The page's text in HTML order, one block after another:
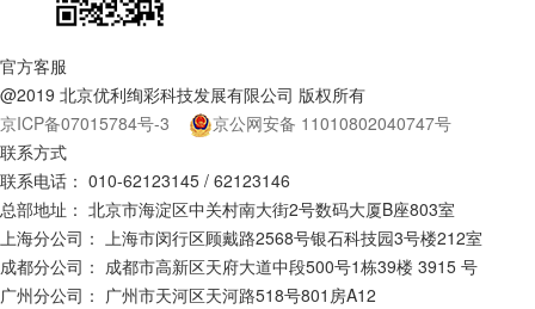
官方客服
@2019 北京优利绚彩科技发展有限公司 版权所有
京ICP备07015784号-3
京公网安备 11010802040747号
联系方式
联系电话： 010-62123145 / 62123146
总部地址： 北京市海淀区中关村南大街2号数码大厦B座803室
上海分公司： 上海市闵行区顾戴路2568号银石科技园3号楼212室
成都分公司： 成都市高新区天府大道中段500号1栋39楼 3915 号
广州分公司： 广州市天河区天河路518号801房A12